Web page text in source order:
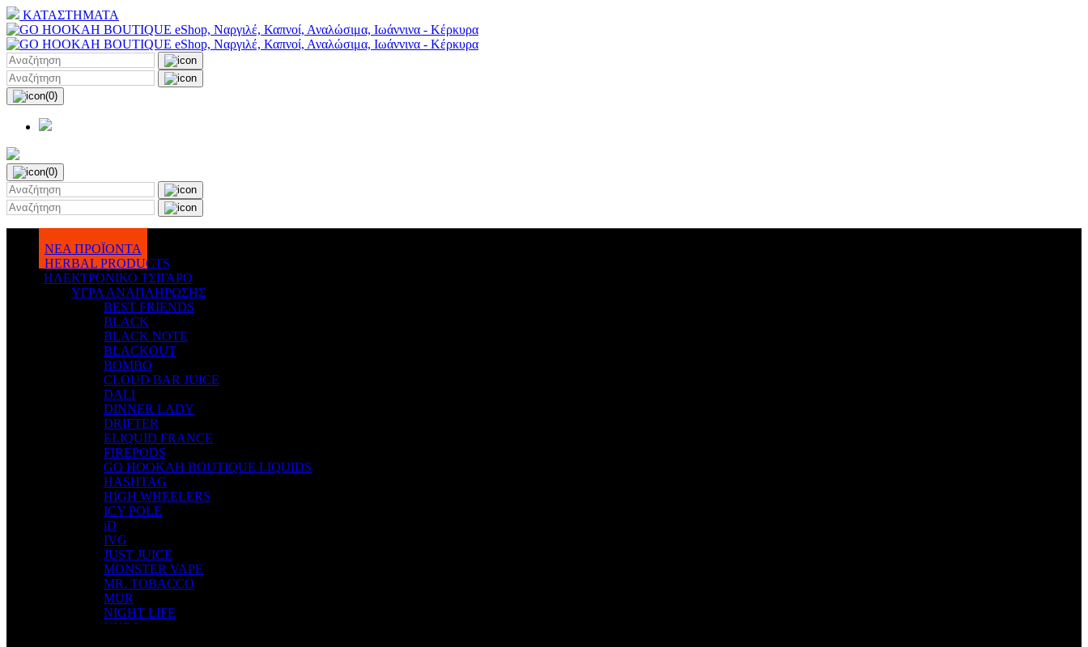
ΚΑΤΑΣΤΗΜΑΤΑ
(0)
(0)
ΝΕΑ ΠΡΟΪΟΝΤΑ
HERBAL PRODUCTS
ΗΛΕΚΤΡΟΝΙΚΟ ΤΣΙΓΑΡΟ
ΥΓΡΑ ΑΝΑΠΛΗΡΩΣΗΣ
BEST FRIENDS
BLACK
BLACK NOTE
BLACKOUT
BOMBO
CLOUD BAR JUICE
DALI
DINNER LADY
DRIFTER
ELIQUID FRANCE
FIREPODS
GO HOOKAH BOUTIQUE LIQUIDS
HASHTAG
HIGH WHEELERS
ICY POLE
iD
IVG
JUST JUICE
MONSTER VAPE
MR. TOBACCO
MUR
NIGHT LIFE
NUBO